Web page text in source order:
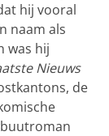
hij vooral
naam als
was hij
Nieuws
de